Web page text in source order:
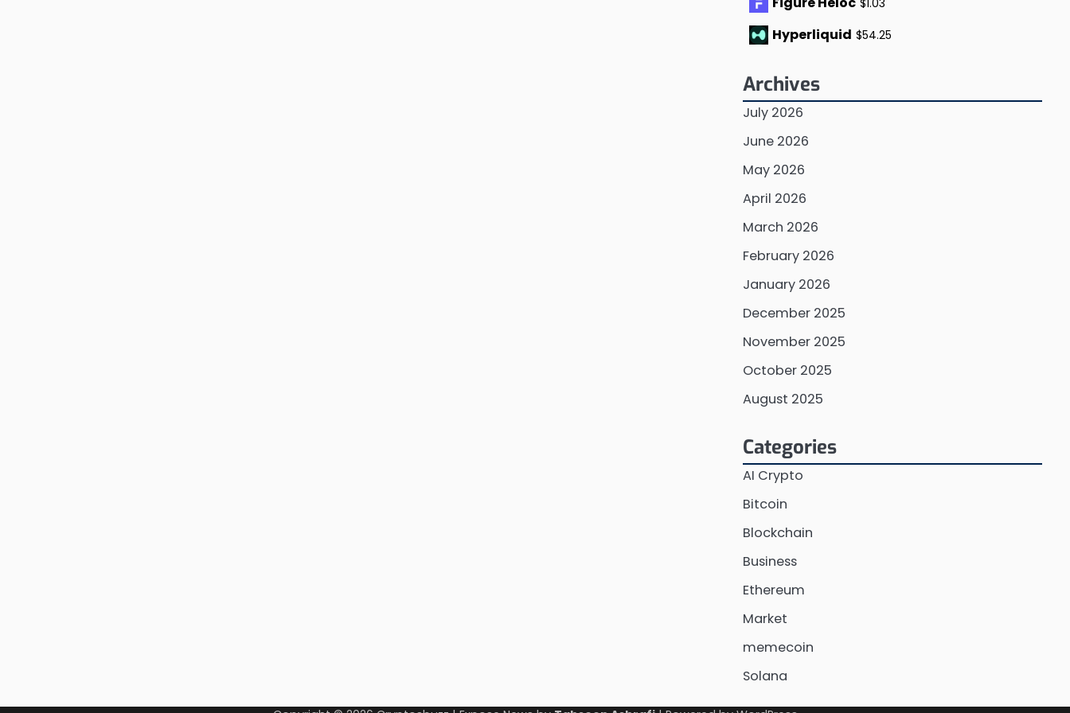
Hyperliquid $54.25
Archives
July 2026
June 2026
May 2026
April 2026
March 2026
February 2026
January 2026
December 2025
November 2025
October 2025
August 2025
Categories
AI Crypto
Bitcoin
Blockchain
Business
Ethereum
Market
memecoin
Solana